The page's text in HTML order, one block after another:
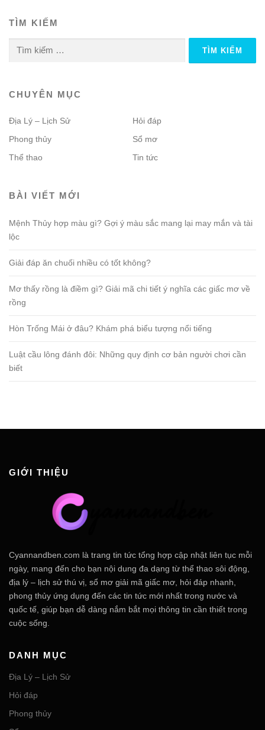
TÌM KIẾM
Tìm
CHUYÊN MỤC
Địa Lý – Lịch Sử
Hỏi đáp
Phong thủy
Sổ mơ
Thể thao
Tin tức
BÀI VIẾT MỚI
Mệnh Thủy hợp màu gì? Gợi ý màu sắc mang lại may mắn và tài
lộc
Giải đáp ăn chuối nhiều có tốt không?
Mơ thấy rồng là điềm gì? Giải mã chi tiết ý nghĩa các giấc mơ về
rồng
Hòn Trống Mái ở đâu? Khám phá biểu tượng nổi tiếng
Luật cầu lông đánh đôi: Những quy định cơ bản người chơi cần
biết
GIỚI THIỆU
Cyannandben.com là trang tin tức tổng hợp cập nhật liên tục mỗi
ngày, mang đến cho bạn nội dung đa dạng từ thể thao sôi động,
địa lý – lịch sử thú vị, sổ mơ giải mã giấc mơ, hỏi đáp nhanh,
phong thủy ứng dụng đến các tin tức mới nhất trong nước và
quốc tế, giúp bạn dễ dàng nắm bắt mọi thông tin cần thiết trong
cuộc sống.
DANH MỤC
Địa Lý – Lịch Sử
Hỏi đáp
Phong thủy